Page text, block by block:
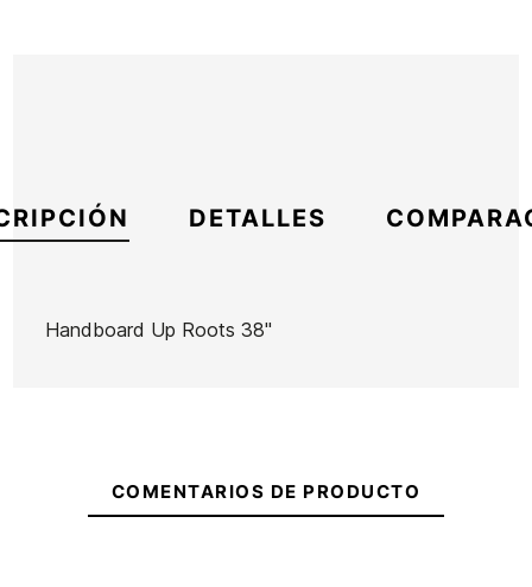
DETALLES
Handboard Up Roots 38''
COMENTARIOS DE PRODUCTO